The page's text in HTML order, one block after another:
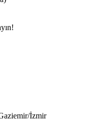
İzmir